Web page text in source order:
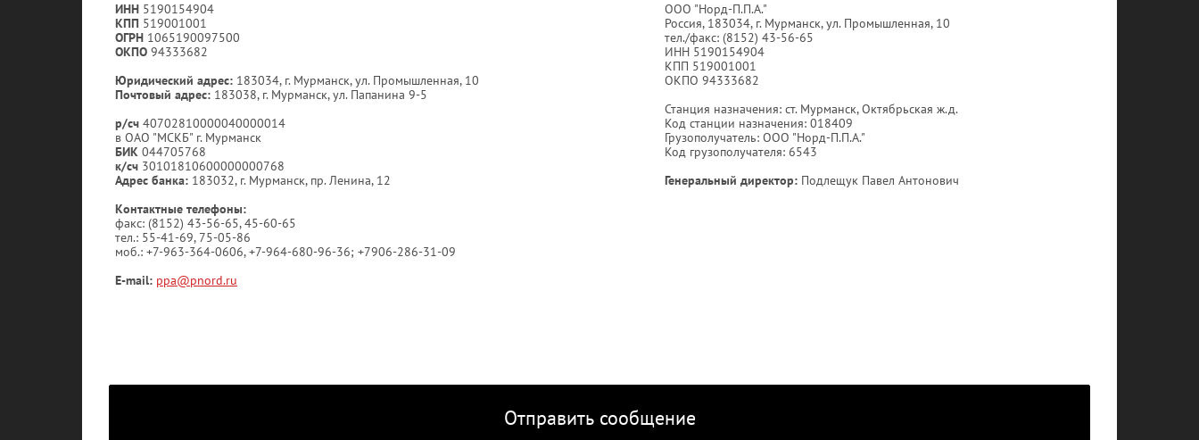
ИНН 5190154904
КПП 519001001
ОГРН 1065190097500
ОКПО 94333682
Юридический адрес: 183034, г. Мурманск, ул. Промышленная, 10
Почтовый адрес: 183038, г. Мурманск, ул. Папанина 9-5
р/сч 40702810000040000014
в ОАО "МСКБ" г. Мурманск
БИК 044705768
к/сч 30101810600000000768
Адрес банка: 183032, г. Мурманск, пр. Ленина, 12
Контактные телефоны:
факс: (8152) 43-56-65, 45-60-65
тел.: 55-41-69, 75-05-86
моб.: +7-963-364-0606, +7-964-680-96-36; +7906-286-31-09
E-mail: ppa@pnord.ru
ООО "Норд-П.П.А."
Россия, 183034, г. Мурманск, ул. Промышленная, 10
тел./факс: (8152) 43-56-65
ИНН 5190154904
КПП 519001001
ОКПО 94333682
Станция назначения: ст. Мурманск, Октябрьская ж.д.
Код станции назначения: 018409
Грузополучатель: ООО "Норд-П.П.А."
Код грузополучателя: 6543
Генеральный директор: Подлещук Павел Антонович
Отправить сообщение